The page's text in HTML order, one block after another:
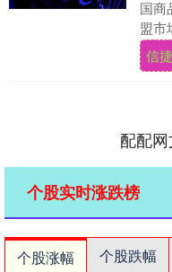
国商
盟市
陵兰
单去
信
配配
个股实时涨跌榜
个股涨幅 个股跌幅